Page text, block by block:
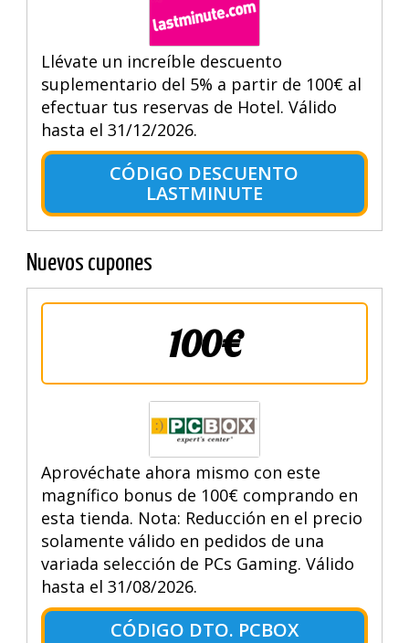
Llévate un increíble descuento
suplementario del 5% a partir de 100€ al
efectuar tus reservas de Hotel. Válido
hasta el 31/12/2026.
CÓDIGO DESCUENTO
LASTMINUTE
Nuevos cupones
100€
Aprovéchate ahora mismo con este
magnífico bonus de 100€ comprando en
esta tienda. Nota: Reducción en el precio
solamente válido en pedidos de una
variada selección de PCs Gaming. Válido
hasta el 31/08/2026.
CÓDIGO DTO. PCBOX